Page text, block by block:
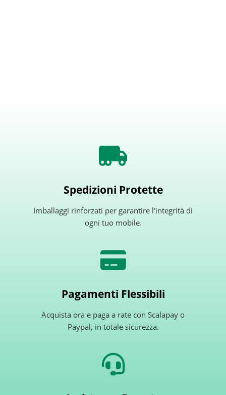
Spedizioni Protette
Imballaggi rinforzati per garantire l'integrità di
ogni tuo mobile.
Pagamenti Flessibili
Acquista ora e paga a rate con Scalapay o
Paypal, in totale sicurezza.